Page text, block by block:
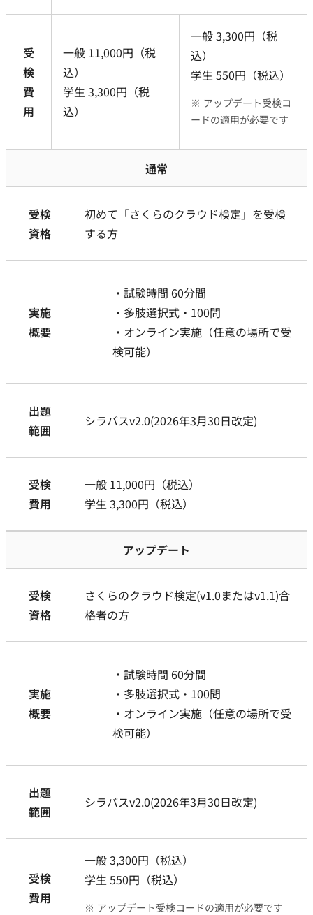
受
検
費
用
一般 11,000円（税
込）
学生 3,300円（税
込）
一般 3,300円（税
込）
学生 550円（税込）
※ アップデート受検コ
ードの適用が必要です
通常
受検
資格
初めて「さくらのクラウド検定」を受検
する方
実施
概要
試験時間 60分間
多肢選択式・100問
オンライン実施（任意の場所で受
検可能）
出題
範囲
シラバスv2.0(2026年3月30日改定)
受検
費用
一般 11,000円（税込）
学生 3,300円（税込）
アップデート
受検
資格
さくらのクラウド検定(v1.0またはv1.1)合
格者の方
実施
概要
試験時間 60分間
多肢選択式・100問
オンライン実施（任意の場所で受
検可能）
出題
範囲
シラバスv2.0(2026年3月30日改定)
受検
費用
一般 3,300円（税込）
学生 550円（税込）
※ アップデート受検コードの適用が必要です